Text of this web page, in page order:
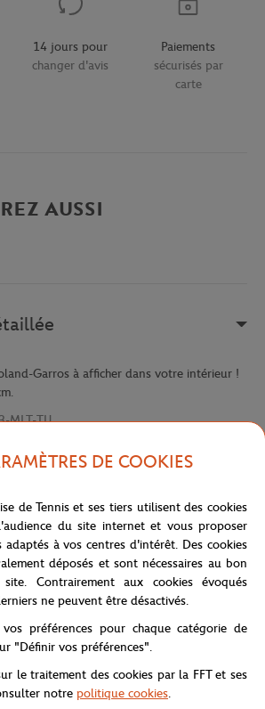
14 jours pour
changer d'avis
Paiements
sécurisés par
carte
AUSSI
Garros à afficher dans votre intérieur !
MLT-TU
Concession Photo Gauff 1/2 Finale
DE COOKIES
de Tennis et ses tiers utilisent des cookies
du site internet et vous proposer
adaptés à vos centres d'intérêt. Des cookies
déposés et sont nécessaires au bon
Contrairement aux cookies évoqués
ne peuvent être désactivés.
préférences pour chaque catégorie de
"Définir vos préférences".
le traitement des cookies par la FFT et ses
notre politique cookies.